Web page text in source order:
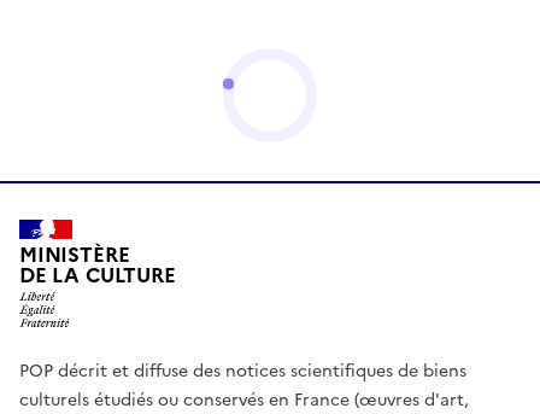
MINISTÈRE
DE LA CULTURE
POP décrit et diffuse des notices scientifiques de biens
culturels étudiés ou conservés en France (œuvres d'art,